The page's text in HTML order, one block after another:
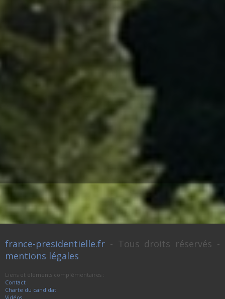
france-presidentielle.fr - Tous droits réservés -
mentions légales
Liens et éléments complémentaires :
Contact
Charte du candidat
Vidéos